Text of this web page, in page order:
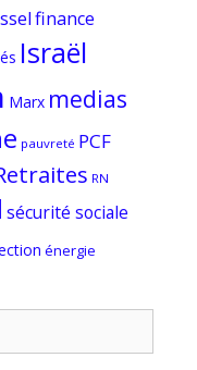
finance
Israël
Marx medias
pauvreté PCF
RN
sécurité sociale
énergie